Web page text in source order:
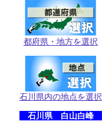
都府県・地方を選択
石川県内の地点を選択
石川県 白山白峰